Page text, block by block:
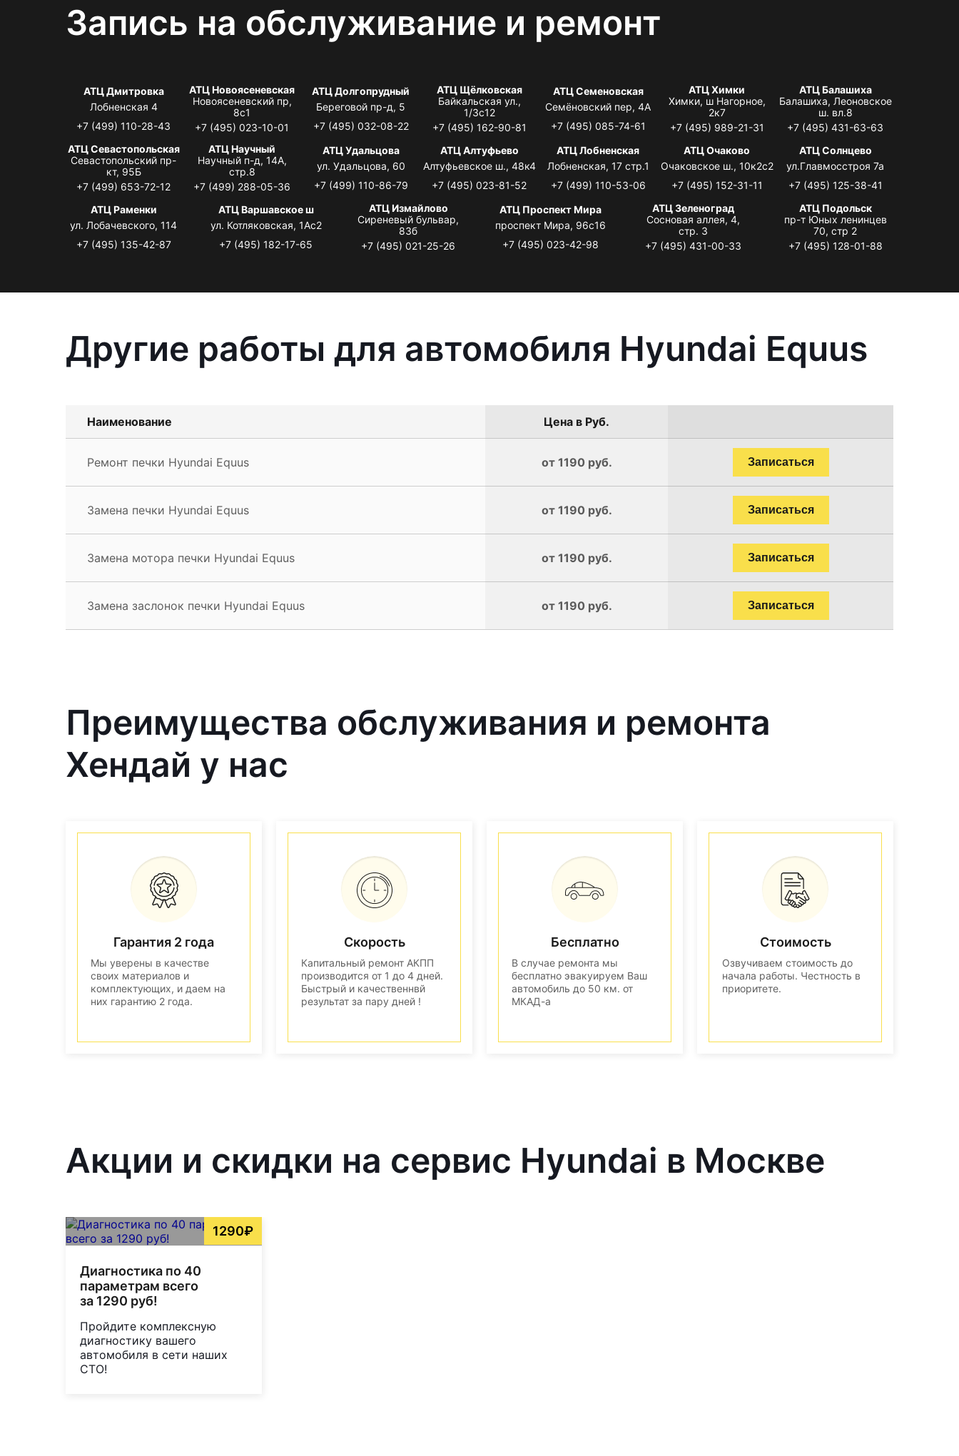
Запись на обслуживание и ремонт
АТЦ Дмитровка
Лобненская 4
+7 (499) 110-28-43
АТЦ Новоясеневская
Новоясеневский пр,
8с1
+7 (495) 023-10-01
АТЦ Долгопрудный
Береговой пр-д, 5
+7 (495) 032-08-22
АТЦ Щёлковская
Байкальская ул.,
1/3с12
+7 (495) 162-90-81
АТЦ Семеновская
Семёновский пер, 4А
+7 (495) 085-74-61
АТЦ Химки
Химки, ш Нагорное,
2к7
+7 (495) 989-21-31
АТЦ Балашиха
Балашиха, Леоновское
ш. вл.8
+7 (495) 431-63-63
АТЦ Севастопольская
Севастопольский пр-
кт, 95Б
+7 (499) 653-72-12
АТЦ Научный
Научный п-д, 14А,
стр.8
+7 (499) 288-05-36
АТЦ Удальцова
ул. Удальцова, 60
+7 (499) 110-86-79
АТЦ Алтуфьево
Алтуфьевское ш., 48к4
+7 (495) 023-81-52
АТЦ Лобненская
Лобненская, 17 стр.1
+7 (499) 110-53-06
АТЦ Очаково
Очаковское ш., 10к2с2
+7 (495) 152-31-11
АТЦ Солнцево
ул.Главмосстроя 7а
+7 (495) 125-38-41
АТЦ Раменки
ул. Лобачевского, 114
+7 (495) 135-42-87
АТЦ Варшавское ш
ул. Котляковская, 1Ас2
+7 (495) 182-17-65
АТЦ Измайлово
Сиреневый бульвар,
83б
+7 (495) 021-25-26
АТЦ Проспект Мира
проспект Мира, 96с16
+7 (495) 023-42-98
АТЦ Зеленоград
Сосновая аллея, 4,
стр. 3
+7 (495) 431-00-33
АТЦ Подольск
пр-т Юных ленинцев
70, стр 2
+7 (495) 128-01-88
Другие работы для автомобиля Hyundai Equus
Наименование Цена в Руб.
Ремонт печки Hyundai Equus от 1190 руб. Записаться
Замена печки Hyundai Equus от 1190 руб. Записаться
Замена мотора печки Hyundai Equus от 1190 руб. Записаться
Замена заслонок печки Hyundai Equus от 1190 руб. Записаться
Преимущества обслуживания и ремонта
Хендай у нас
Гарантия 2 года
Мы уверены в качестве
своих материалов и
комплектующих, и даем на
них гарантию 2 года.
Скорость
Капитальный ремонт АКПП
производится от 1 до 4 дней.
Быстрый и качественнвй
результат за пару дней !
Бесплатно
В случае ремонта мы
бесплатно эвакуируем Ваш
автомобиль до 50 км. от
МКАД-а
Стоимость
Озвучиваем стоимость до
начала работы. Честность в
приоритете.
Акции и скидки на сервис Hyundai в Москве
1290₽
Диагностика по 40
параметрам всего
за 1290 руб!
Пройдите комплексную
диагностику вашего
автомобиля в сети наших
СТО!